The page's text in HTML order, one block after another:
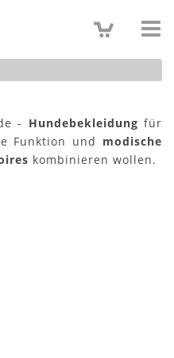
- Hundebekleidung für
Funktion und modische
kombinieren wollen.